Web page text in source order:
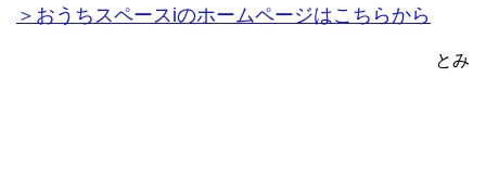
＞おうちスペースiのホームページはこちらから
とみ